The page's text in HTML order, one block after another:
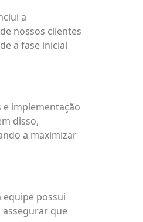
a
nossos clientes
a fase inicial
implementação
disso,
a maximizar
possui
assegurar que